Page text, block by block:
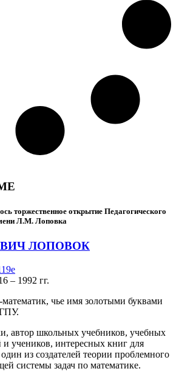
торжественное открытие Педагогического
Л.М. Лоповка
ЛОПОВОК
– 1992 гг.
чье имя золотыми буквами
автор школьных учебников, учебных
и учеников, интересных книг для
из создателей теории проблемного
системы задач по математике.